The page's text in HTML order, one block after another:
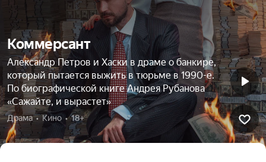
Коммерсант
Александр Петров и Хаски в драме о банкире,
который пытается выжить в тюрьме в 1990-е.
По биографической книге Андрея Рубанова
«Сажайте, и вырастет»
Драма  •  Кино  •  18+